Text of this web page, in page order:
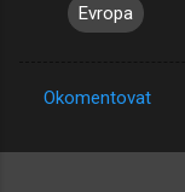
Evropa
o
Okomentovat